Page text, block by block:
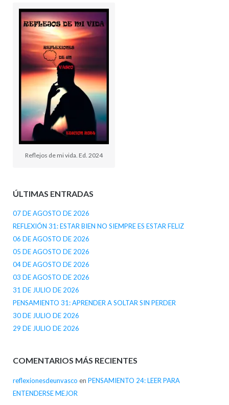
Reflejos de mi vida. Ed. 2024
ÚLTIMAS ENTRADAS
07 DE AGOSTO DE 2026
REFLEXIÓN 31: ESTAR BIEN NO SIEMPRE ES ESTAR FELIZ
06 DE AGOSTO DE 2026
05 DE AGOSTO DE 2026
04 DE AGOSTO DE 2026
03 DE AGOSTO DE 2026
31 DE JULIO DE 2026
PENSAMIENTO 31: APRENDER A SOLTAR SIN PERDER
30 DE JULIO DE 2026
29 DE JULIO DE 2026
COMENTARIOS MÁS RECIENTES
reflexionesdeunvasco en PENSAMIENTO 24: LEER PARA
ENTENDERSE MEJOR